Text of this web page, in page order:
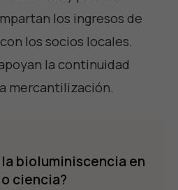
los ingresos de
los socios locales.
la continuidad
mercantilización.
bioluminiscencia en
ciencia?